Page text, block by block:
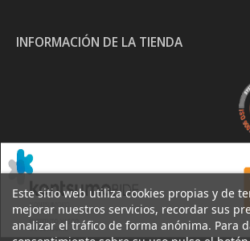
Este sitio web utiliza cookies propias y de
mejorar nuestros servicios, recordar sus
analizar el tráfico de forma anónima. Para
INFORMACIÓN DE LA TIENDA